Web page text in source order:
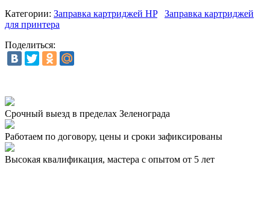
Категории: Заправка картриджей HP
Заправка картриджей
для принтера
Поделиться:
Срочный выезд в пределах Зеленограда
Работаем по договору, цены и сроки зафиксированы
Высокая квалификация, мастера с опытом от 5 лет